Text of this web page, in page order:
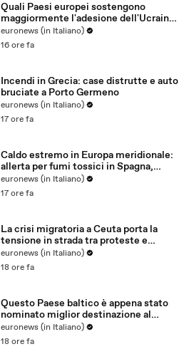
Quali Paesi europei sostengono
maggiormente l'adesione dell'Ucraina
all'Ue?
euronews (in Italiano)
16 ore fa
Incendi in Grecia: case distrutte e auto
bruciate a Porto Germeno
euronews (in Italiano)
17 ore fa
Caldo estremo in Europa meridionale:
allerta per fumi tossici in Spagna,
Francia ferma reattori
euronews (in Italiano)
17 ore fa
La crisi migratoria a Ceuta porta la
tensione in strada tra proteste e
critiche al governo
euronews (in Italiano)
18 ore fa
Questo Paese baltico è appena stato
nominato miglior destinazione al
mondo per trasferirsi nel 2026
euronews (in Italiano)
18 ore fa